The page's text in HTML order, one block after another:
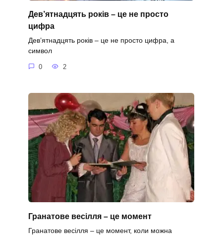
Дев’ятнадцять років – це не просто
цифра
Дев’ятнадцять років – це не просто цифра, а
символ
0 2
Гранатове весілля – це момент
Гранатове весілля – це момент, коли можна